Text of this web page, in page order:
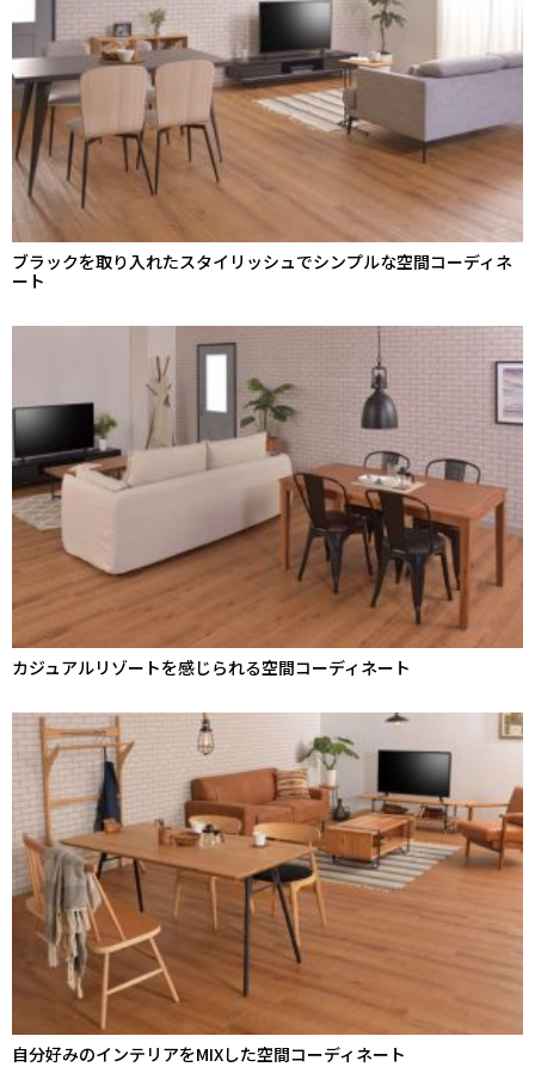
ブラックを取り入れたスタイリッシュでシンプルな空間コーディネ
ート
カジュアルリゾートを感じられる空間コーディネート
自分好みのインテリアをMIXした空間コーディネート